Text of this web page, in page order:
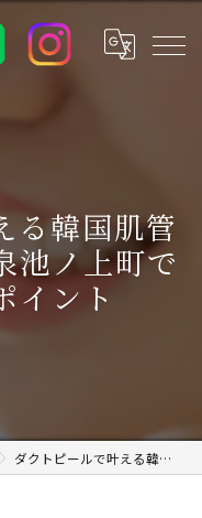
る韓国肌管
池ノ上町で
イント
ダクトピールで叶える韓国肌管理と岐阜県土岐市泉池ノ上町での安全な施術ポイント